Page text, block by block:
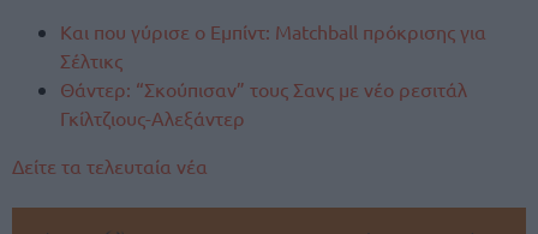
Και που γύρισε ο Εμπίντ: Matchball πρόκρισης για
Σέλτικς
Θάντερ: “Σκούπισαν” τους Σανς με νέο ρεσιτάλ
Γκίλτζιους-Αλεξάντερ
Δείτε τα τελευταία νέα